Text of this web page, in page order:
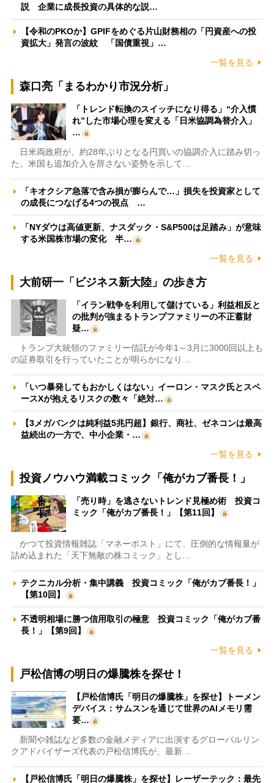
説 企業に成長投資の具体的な説…
【令和のPKOか】GPIFをめぐる片山財務相の「円資産への投
資拡大」発言の波紋 「国債重視」…
一覧を見る
森口亮「まるわかり市況分析」
「トレンド転換のスイッチになり得る」“介入慣
れ”した市場心理を変える「日米協調為替介入」
…
日米両政府が、約28年ぶりとなる円買いの協調介入に踏み切っ
た。米国も追加介入を辞さない姿勢を示して…
「キオクシア急落で含み損が膨らんで…」損失を投資家として
の成長につなげる4つの視点 …
「NYダウは高値更新、ナスダック・S&P500は足踏み」が意味
する米国株市場の変化 半…
一覧を見る
大前研一「ビジネス新大陸」の歩き方
「イラン戦争を利用して儲けている」利益相反と
の批判が強まるトランプファミリーの不正蓄財
疑…
トランプ大統領のファミリー信託が今年1～3月に3000回以上も
の証券取引を行っていたことが明らかになり…
「いつ暴発してもおかしくはない」イーロン・マスク氏とスペ
ースXが抱えるリスクの数々「絶対…
【3メガバンクは純利益5兆円超】銀行、商社、ゼネコンは最高
益続出の一方で、中小企業・…
一覧を見る
投資ノウハウ満載コミック「俺がカブ番長！」
「売り時」を逃さないトレンド見極め術 投資コ
ミック「俺がカブ番長！」【第11回】
かつて投資情報雑誌「マネーポスト」にて、圧倒的な情報量が
詰め込まれた「天下無敵の株コミック」とし…
テクニカル分析・集中講義 投資コミック「俺がカブ番長！」
【第10回】
不透明相場に勝つ信用取引の極意 投資コミック「俺がカブ番
長！」【第9回】
一覧を見る
戸松信博の明日の爆騰株を探せ！
【戸松信博氏「明日の爆騰株」を探せ】トーメン
デバイス：サムスンを通じて世界のAIメモリ需
要…
新聞や雑誌など多数の金融メディアに出演するグローバルリン
クアドバイザーズ代表の戸松信博氏が、最新…
【戸松信博氏「明日の爆騰株」を探せ】レーザーテック：最先